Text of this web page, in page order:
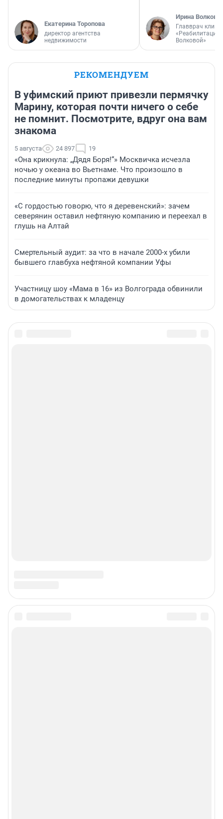
Екатерина Торопова
директор агентства
недвижимости
Ирина Волкова
Главврач
«Реабилитация
Волковой»
РЕКОМЕНДУЕМ
В уфимский приют привезли пермячку
Марину, которая почти ничего о себе
не помнит. Посмотрите, вдруг она вам
знакома
5 августа 24 897 19
«Она крикнула: „Дядя Боря!“» Москвичка исчезла
ночью у океана во Вьетнаме. Что произошло в
последние минуты пропажи девушки
«С гордостью говорю, что я деревенский»: зачем
северянин оставил нефтяную компанию и переехал в
глушь на Алтай
Смертельный аудит: за что в начале 2000-х убили
бывшего главбуха нефтяной компании Уфы
Участницу шоу «Мама в 16» из Волгограда обвинили
в домогательствах к младенцу